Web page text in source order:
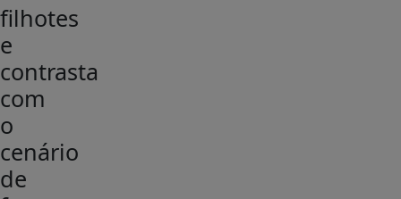
filhotes
e
contrasta
com
o
cenário
de